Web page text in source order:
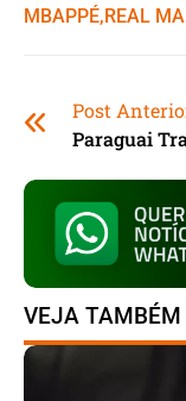
MBAPPÉ,ㅤREAL
Post
VEJA TAMBÉM